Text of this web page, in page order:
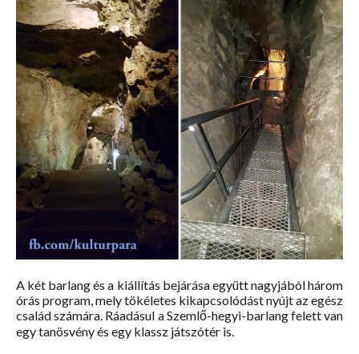
A két barlang és a kiállítás bejárása együtt nagyjából három
órás program, mely tökéletes kikapcsolódást nyújt az egész
család számára. Ráadásul a Szemlő-hegyi-barlang felett van
egy tanösvény és egy klassz játszótér is.